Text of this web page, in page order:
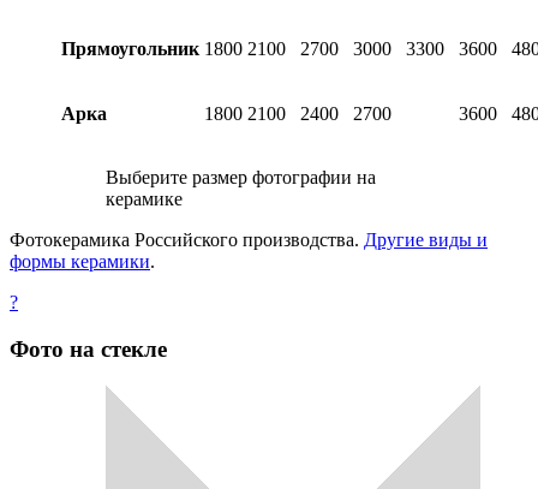
Прямоугольник 1800 2100 2700 3000 3300 3600
Арка 1800 2100 2400 2700 3600
Выберите размер фотографии на
керамике
Фотокерамика Российского производства. Другие виды и
формы керамики.
?
Фото на стекле